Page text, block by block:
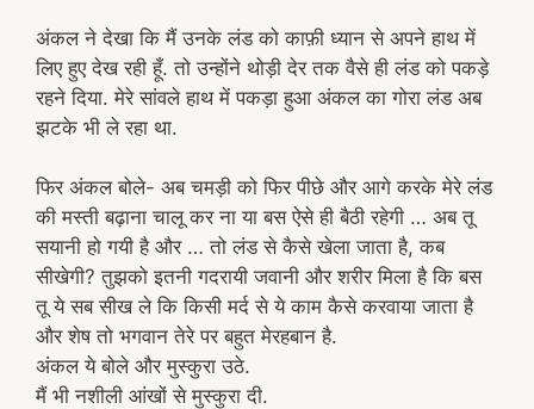
अंकल ने देखा कि मैं उनके लंड को काफ़ी ध्यान से अपने हाथ में
लिए हुए देख रही हूँ. तो उन्होंने थोड़ी देर तक वैसे ही लंड को पकड़े
रहने दिया. मेरे सांवले हाथ में पकड़ा हुआ अंकल का गोरा लंड अब
झटके भी ले रहा था.
फिर अंकल बोले- अब चमड़ी को फिर पीछे और आगे करके मेरे लंड
की मस्ती बढ़ाना चालू कर ना या बस ऐसे ही बैठी रहेगी … अब तू
सयानी हो गयी है और … तो लंड से कैसे खेला जाता है, कब
सीखेगी? तुझको इतनी गदरायी जवानी और शरीर मिला है कि बस
तू ये सब सीख ले कि किसी मर्द से ये काम कैसे करवाया जाता है
और शेष तो भगवान तेरे पर बहुत मेरहबान है.
अंकल ये बोले और मुस्कुरा उठे.
मैं भी नशीली आंखों से मुस्कुरा दी.